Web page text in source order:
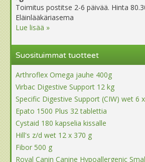
Toimitus postitse 2-6 päivää. Hinta
Eläinlääkäriasema
Lue lisää »
Suosituimmat tuotteet
Arthroflex Omega jauhe 400g
Virbac Digestive Support 12 kg
Specific Digestive Support (CIW) wet 6
Epato 1500 Plus 32 tablettia
Cystaid 180 kapselia kissalle
Hill's z/d wet 12 x 370 g
Fibor 500 g
Royal Canin Canine Hypoallergenic